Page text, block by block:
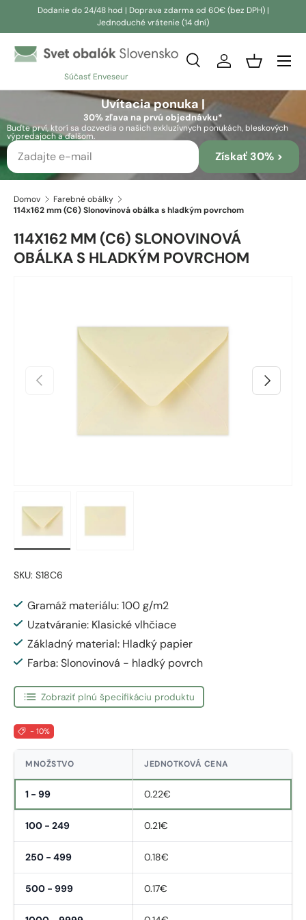
Prejsť na obsah
Dodanie do 24/48 hod | Doprava zdarma od 60€ (bez DPH) |
Jednoduché vrátenie (14 dní)
Súčasť Enveseur
Vyhľadávanie
Vyhľadávanie
Vyhľadávanie
Prihlásiť sa
Košík
Uvítacia ponuka |
30% zľava na prvú objednávku*
Buďte prví, ktorí sa dozvedia o našich exkluzívnych ponukách, bleskových
výpredajoch a ďalšom.
Získať 30% >
Domov
Farebné obálky
114x162 mm (C6) Slonovinová obálka s hladkým povrchom
114X162 MM (C6) SLONOVINOVÁ
OBÁLKA S HLADKÝM POVRCHOM
Predchádzajúci Ďalšie
SKU: S18C6
Gramáž materiálu: 100 g/m2
Uzatváranie: Klasické vlhčiace
Základný material: Hladký papier
Farba: Slonovinová - hladký povrch
Zobraziť plnú špecifikáciu produktu
- 10%
MNOŽSTVO JEDNOTKOVÁ CENA
1 - 99 0.22€
100 - 249 0.21€
250 - 499 0.18€
500 - 999 0.17€